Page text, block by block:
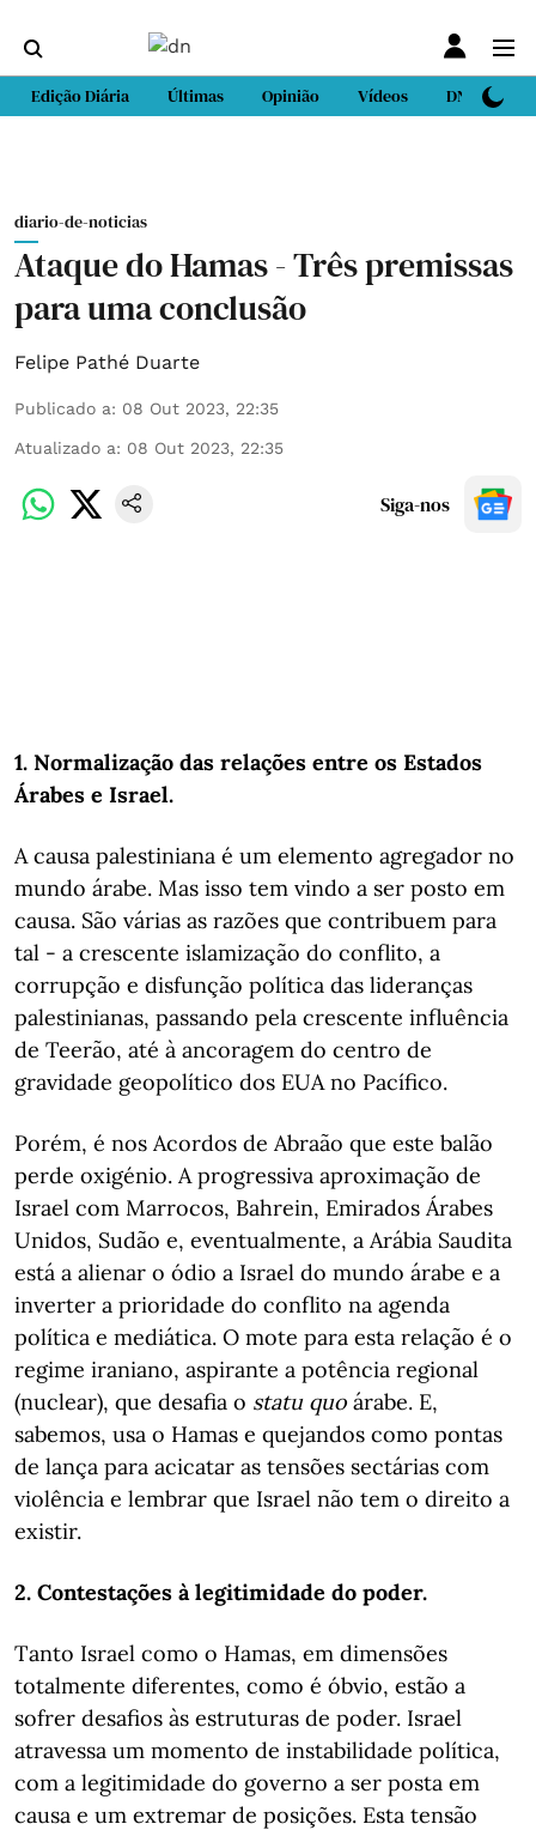
Edição Diária Últimas Opinião Vídeos DN Sport
diario-de-noticias
Ataque do Hamas - Três premissas
para uma conclusão
Felipe Pathé Duarte
Publicado a: 08 Out 2023, 22:35
Atualizado a: 08 Out 2023, 22:35
Siga-nos
1. Normalização das relações entre os Estados
Árabes e Israel.
A causa palestiniana é um elemento agregador no
mundo árabe. Mas isso tem vindo a ser posto em
causa. São várias as razões que contribuem para
tal - a crescente islamização do conflito, a
corrupção e disfunção política das lideranças
palestinianas, passando pela crescente influência
de Teerão, até à ancoragem do centro de
gravidade geopolítico dos EUA no Pacífico.
Porém, é nos Acordos de Abraão que este balão
perde oxigénio. A progressiva aproximação de
Israel com Marrocos, Bahrein, Emirados Árabes
Unidos, Sudão e, eventualmente, a Arábia Saudita
está a alienar o ódio a Israel do mundo árabe e a
inverter a prioridade do conflito na agenda
política e mediática. O mote para esta relação é o
regime iraniano, aspirante a potência regional
(nuclear), que desafia o statu quo árabe. E,
sabemos, usa o Hamas e quejandos como pontas
de lança para acicatar as tensões sectárias com
violência e lembrar que Israel não tem o direito a
existir.
2. Contestações à legitimidade do poder.
Tanto Israel como o Hamas, em dimensões
totalmente diferentes, como é óbvio, estão a
sofrer desafios às estruturas de poder. Israel
atravessa um momento de instabilidade política,
com a legitimidade do governo a ser posta em
causa e um extremar de posições. Esta tensão